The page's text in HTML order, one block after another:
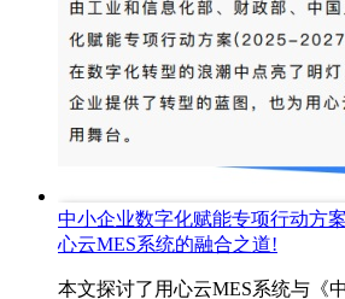
中小企业数字化赋能专项行动方
心云MES系统的融合之道!
本文探讨了用心云MES系统与《